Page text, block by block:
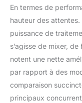
En termes de
hauteur des
puissance de
s’agisse de mixer,
notent une nette
par rapport à des
comparaison
principaux